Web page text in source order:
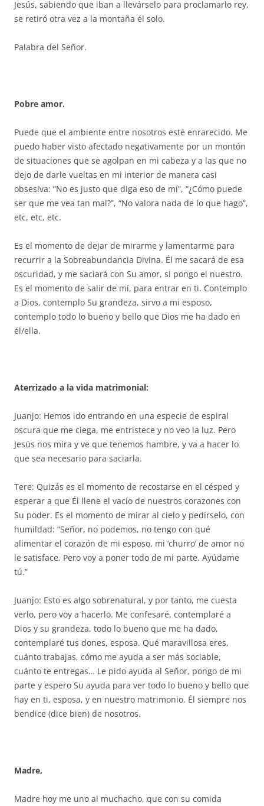
Jesús, sabiendo que iban a llevárselo para proclamarlo rey,
se retiró otra vez a la montaña él solo.
Palabra del Señor.
Pobre amor.
Puede que el ambiente entre nosotros esté enrarecido. Me
puedo haber visto afectado negativamente por un montón
de situaciones que se agolpan en mi cabeza y a las que no
dejo de darle vueltas en mi interior de manera casi
obsesiva: “No es justo que diga eso de mí”, “¿Cómo puede
ser que me vea tan mal?”, “No valora nada de lo que hago”,
etc, etc, etc.
Es el momento de dejar de mirarme y lamentarme para
recurrir a la Sobreabundancia Divina. Él me sacará de esa
oscuridad, y me saciará con Su amor, si pongo el nuestro.
Es el momento de salir de mí, para entrar en ti. Contemplo
a Dios, contemplo Su grandeza, sirvo a mi esposo,
contemplo todo lo bueno y bello que Dios me ha dado en
él/ella.
Aterrizado a la vida matrimonial:
Juanjo: Hemos ido entrando en una especie de espiral
oscura que me ciega, me entristece y no veo la luz. Pero
Jesús nos mira y ve que tenemos hambre, y va a hacer lo
que sea necesario para saciarla.
Tere: Quizás es el momento de recostarse en el césped y
esperar a que Él llene el vacío de nuestros corazones con
Su poder. Es el momento de mirar al cielo y pedírselo, con
humildad: “Señor, no podemos, no tengo con qué
alimentar el corazón de mi esposo, mi ‘churro’ de amor no
le satisface. Pero voy a poner todo de mi parte. Ayúdame
tú.”
Juanjo: Esto es algo sobrenatural, y por tanto, me cuesta
verlo, pero voy a hacerlo. Me confesaré, contemplaré a
Dios y su grandeza, todo lo bueno que me ha dado,
contemplaré tus dones, esposa. Qué maravillosa eres,
cuánto trabajas, cómo me ayuda a ser más sociable,
cuánto te entregas… Le pido ayuda al Señor, pongo de mi
parte y espero Su ayuda para ver todo lo bueno y bello que
hay en ti, esposa, y en nuestro matrimonio. Él siempre nos
bendice (dice bien) de nosotros.
Madre,
Madre hoy me uno al muchacho, que con su comida